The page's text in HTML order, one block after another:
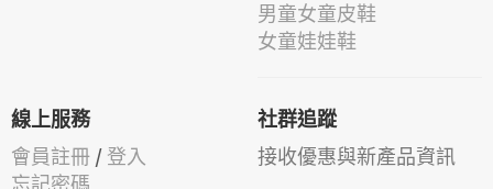
男童女童皮鞋
女童娃娃鞋
線上服務
會員註冊 / 登入
社群追蹤
接收優惠與新產品資訊